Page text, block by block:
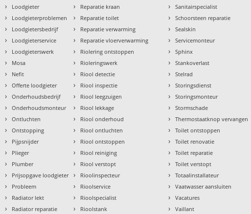
› Loodgieter
› Loodgieterproblemen
› Loodgietersbedrijf
› Loodgieterservice
› Loodgieterswerk
› Mosa
› Nefit
› Offerte loodgieter
› Onderhoudsbedrijf
› Onderhoudsmonteur
› Ontluchten
› Ontstopping
› Pijpsnijder
› Plieger
› Plumber
› Prijsopgave loodgieter
› Probleem
› Radiator lekt
› Radiator reparatie
› Reparatie kraan
› Reparatie toilet
› Reparatie verwarming
› Reparatie vloerverwarming
› Riolering ontstoppen
› Rioleringswerk
› Riool detectie
› Riool inspectie
› Riool leegzuigen
› Riool lekkage
› Riool onderhoud
› Riool ontluchten
› Riool ontstoppen
› Riool reiniging
› Riool verstopt
› Rioolinspecteur
› Rioolservice
› Rioolspecialist
› Rioolstank
› Sanitairspecialist
› Schoorsteen reparatie
› Sealskin
› Servicemonteur
› Sphinx
› Stankoverlast
› Stelrad
› Storingsdienst
› Storingsmonteur
› Stormschade
› Thermostaatknop vervangen
› Toilet ontstoppen
› Toilet renovatie
› Toilet reparatie
› Toilet verstopt
› Totaalinstallateur
› Vaatwasser aansluiten
› Vacatures
› Vaillant